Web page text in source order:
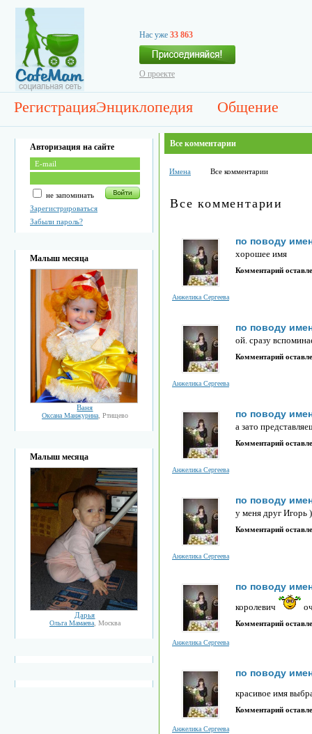
Нас уже 33 863
О проекте
РегистрацияЭнциклопедия Общение
Авторизация на сайте
не запоминать
Зарегистрироваться
Забыли пароль?
Малыш месяца
Ваня
Оксана Манжурина, Ртищево
Малыш месяца
Дарья
Ольга Мамаева, Москва
Все комментарии
Имена Все комментарии
Все комментарии
Анжелика Сергеева
по поводу
хорошее имя
Комментарий
Анжелика Сергеева
по поводу
ой. сразу
Комментарий
Анжелика Сергеева
по поводу
а зато
Комментарий
Анжелика Сергеева
по поводу
у меня друг Игорь
Комментарий
Анжелика Сергеева
по поводу
королевич
Комментарий
Анжелика Сергеева
по поводу
красивое имя
Комментарий